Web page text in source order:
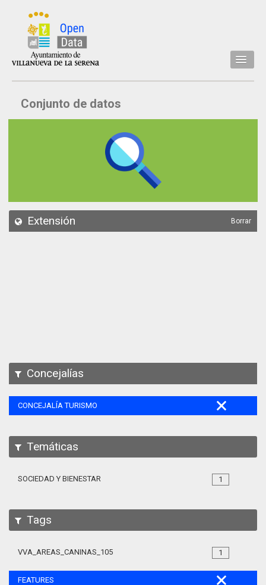
Inicio
Datos
API
Conjunto de datos
Extensión Borrar
Concejalías
CONCEJALÍA TURISMO
Temáticas
1
SOCIEDAD Y BIENESTAR
Tags
1
VVA_AREAS_CANINAS_105
FEATURES